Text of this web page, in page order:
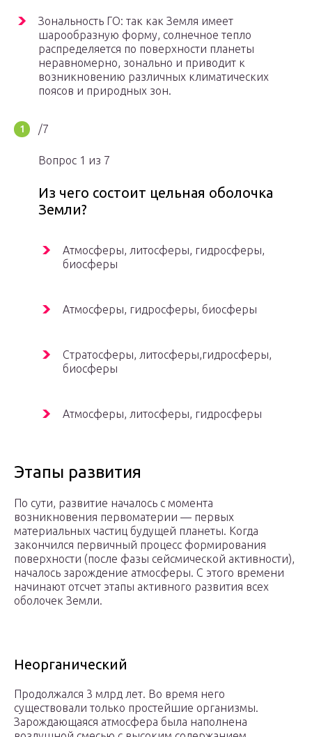
Зональность ГО: так как Земля имеет
шарообразную форму, солнечное тепло
распределяется по поверхности планеты
неравномерно, зонально и приводит к
возникновению различных климатических
поясов и природных зон.
/7
Вопрос 1 из 7
Из чего состоит цельная оболочка
Земли?
Атмосферы, литосферы, гидросферы,
биосферы
Атмосферы, гидросферы, биосферы
Стратосферы, литосферы,гидросферы,
биосферы
Атмосферы, литосферы, гидросферы
Этапы развития
По сути, развитие началось с момента
возникновения первоматерии — первых
материальных частиц будущей планеты. Когда
закончился первичный процесс формирования
поверхности (после фазы сейсмической активности),
началось зарождение атмосферы. С этого времени
начинают отсчет этапы активного развития всех
оболочек Земли.
Неорганический
Продолжался 3 млрд лет. Во время него
существовали только простейшие организмы.
Зарождающаяся атмосфера была наполнена